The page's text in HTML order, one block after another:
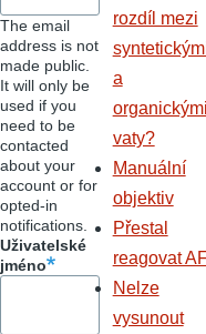
The email
address is not
made public.
It will only be
used if you
need to be
contacted
about your
account or for
opted-in
notifications.
Uživatelské
jméno
rozdíl mezi
a
organickými
vaty?
Manuální
objektiv
Přestal
reagovat
Nelze
vysunout